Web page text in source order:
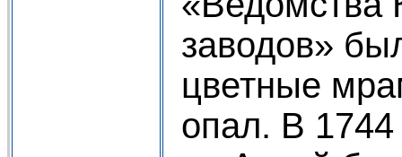
заводов»
цветные
опал. В 1744